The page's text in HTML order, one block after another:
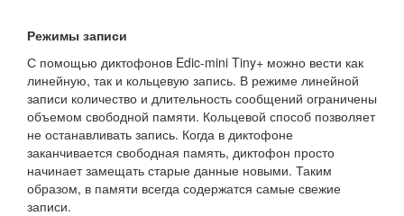
Режимы записи
С помощью диктофонов Edic-mini Tiny+ можно вести как
линейную, так и кольцевую запись. В режиме линейной
записи количество и длительность сообщений ограничены
объемом свободной памяти. Кольцевой способ позволяет
не останавливать запись. Когда в диктофоне
заканчивается свободная память, диктофон просто
начинает замещать старые данные новыми. Таким
образом, в памяти всегда содержатся самые свежие
записи.